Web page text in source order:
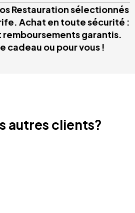
Restauration sélectionnés
Achat en toute sécurité :
garantis.
cadeau ou pour vous !
autres clients?